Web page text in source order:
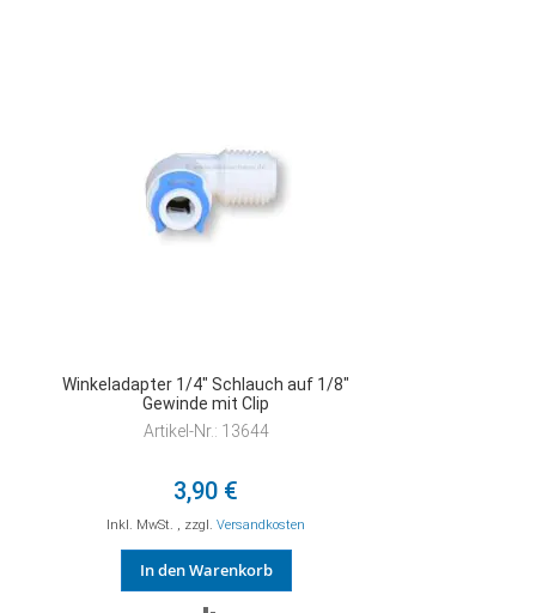
Winkeladapter 1/4" Schlauch auf 1/8"
Gewinde mit Clip
Artikel-Nr.: 13644
3,90 €
Inkl. MwSt. , zzgl.Versandkosten
In den Warenkorb